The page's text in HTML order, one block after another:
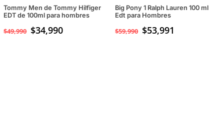
Tommy Men de Tommy Hilfiger
EDT de 100ml para hombres
$49,990 El
$34,990El
Big Pony 1 Ralph Lauren 100 ml
Edt para Hombres
$59,990 $53,991